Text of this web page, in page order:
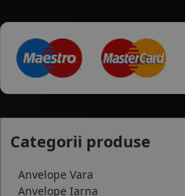
Categorii produse
Anvelope Vara
Anvelope Iarna